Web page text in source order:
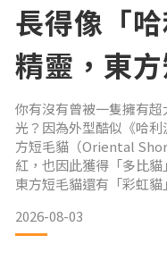
長得像「
精靈，東
黏人？飼
你有沒有曾被一隻擁有
光？因為外型酷似《哈
方短毛貓（Oriental
紅，也因此獲得「多比
東方短毛貓還有「彩虹
可愛的外型只是牠們的特
說話的個性，並非每個家
2026-08-03